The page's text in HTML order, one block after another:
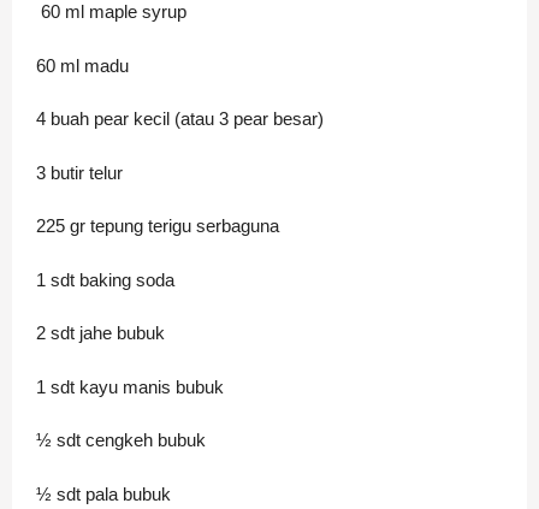
60 ml maple syrup
60 ml madu
4 buah pear kecil (atau 3 pear besar)
3 butir telur
225 gr tepung terigu serbaguna
1 sdt baking soda
2 sdt jahe bubuk
1 sdt kayu manis bubuk
½ sdt cengkeh bubuk
½ sdt pala bubuk